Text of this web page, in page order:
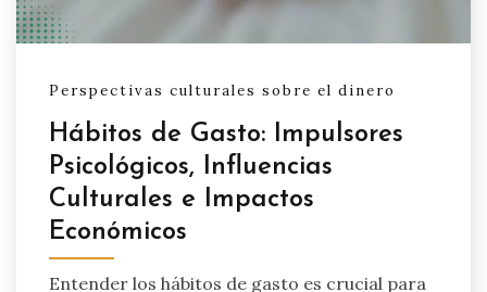
Perspectivas culturales sobre el dinero
Hábitos de Gasto: Impulsores
Psicológicos, Influencias
Culturales e Impactos
Económicos
Entender los hábitos de gasto es crucial para